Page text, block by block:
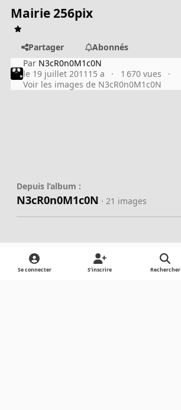
Mairie 256pix
Partager
Abonnés
Par N3cR0n0M1c0N
le 19 juillet 2011 15 a
1 670 vues
Voir les images de N3cR0n0M1c0N
Depuis l’album :
N3cR0n0M1c0N · 21 images
Partager
Se connecter S’inscrire Rechercher